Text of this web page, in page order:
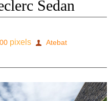
Sedan
pixels
Atebat